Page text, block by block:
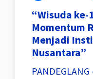
“Wisuda ke-
Momentum
Menjadi
Nusantara”